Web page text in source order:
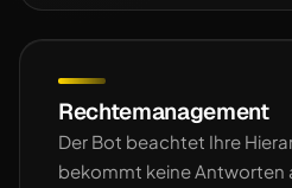
Rechtemanagement
Der Bot beachtet Ihre
bekommt keine Antworten